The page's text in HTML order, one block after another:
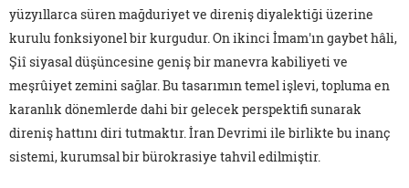
yüzyıllarca süren mağduriyet ve direniş diyalektiği üzerine
kurulu fonksiyonel bir kurgudur. On ikinci İmam'ın gaybet hâli,
Şiî siyasal düşüncesine geniş bir manevra kabiliyeti ve
meşrûiyet zemini sağlar. Bu tasarımın temel işlevi, topluma en
karanlık dönemlerde dahi bir gelecek perspektifi sunarak
direniş hattını diri tutmaktır. İran Devrimi ile birlikte bu inanç
sistemi, kurumsal bir bürokrasiye tahvil edilmiştir.